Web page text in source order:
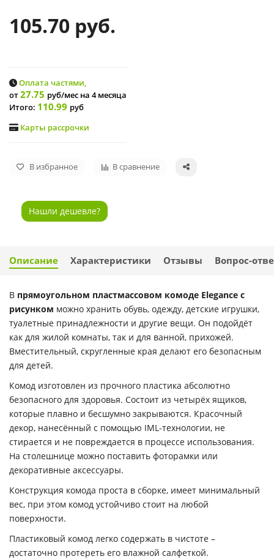
105.70 руб.
Оплата частями,
от27.75 руб/мес на 4 месяца
Итого: 110.99 руб
Карты рассрочки
В избранное В сравнение
Нашли дешевле?
Описание Характеристики Отзывы Вопрос-
В прямоугольном пластмассовом комоде Elegance с
рисунком можно хранить обувь, одежду, детские игрушки,
туалетные принадлежности и другие вещи. Он подойдёт
как для жилой комнаты, так и для ванной, прихожей.
Вместительный, скругленные края делают его безопасным
для детей.
Комод изготовлен из прочного пластика абсолютно
безопасного для здоровья. Состоит из четырёх ящиков,
которые плавно и бесшумно закрываются. Красочный
декор, нанесённый с помощью IML-технологии, не
стирается и не повреждается в процессе использования.
На столешнице можно поставить фоторамки или
декоративные аксессуары.
Конструкция комода проста в сборке, имеет минимальный
вес, при этом комод устойчиво стоит на любой
поверхности.
Пластиковый комод легко содержать в чистоте –
достаточно протереть его влажной салфеткой.